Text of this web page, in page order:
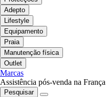
Adepto
Lifestyle
Equipamento
Praia
Manutenção física
Outlet
Marcas
Assistência pós-venda na França
Pesquisar